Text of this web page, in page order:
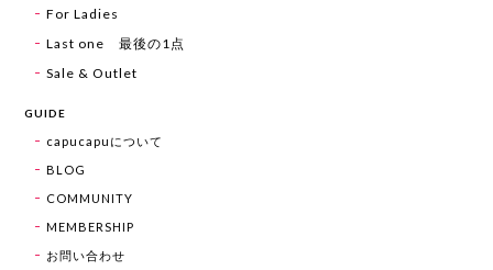
For Ladies
Last one 最後の1点
Sale & Outlet
GUIDE
capucapuについて
BLOG
COMMUNITY
MEMBERSHIP
お問い合わせ